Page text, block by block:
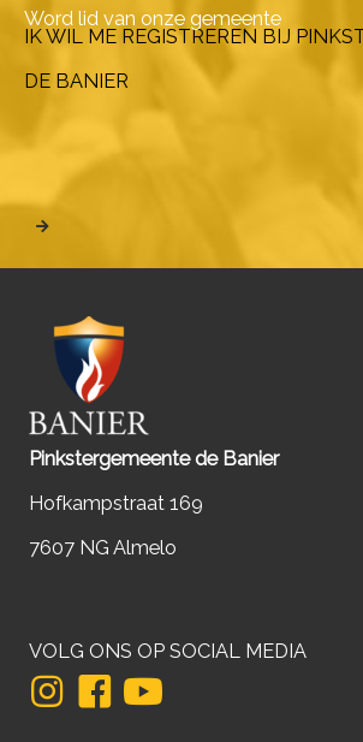
Word lid van onze gemeente
IK WIL ME REGISTREREN BIJ
DE BANIER
Pinkstergemeente de Banier
Hofkampstraat 169
7607 NG Almelo
VOLG ONS OP SOCIAL MEDIA